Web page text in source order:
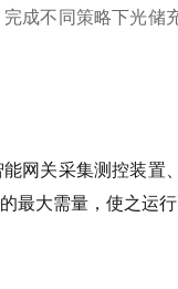
成不同策略下光
网关采集测控装置
最大需量，使之运